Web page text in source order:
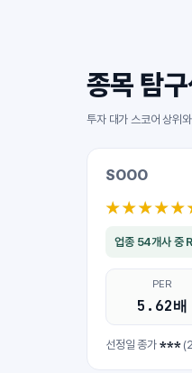
종목 탐
투자 대가 스코어 상위
SOOO
업종 54개사 중
PER
5.62배
선정일 종가 ***